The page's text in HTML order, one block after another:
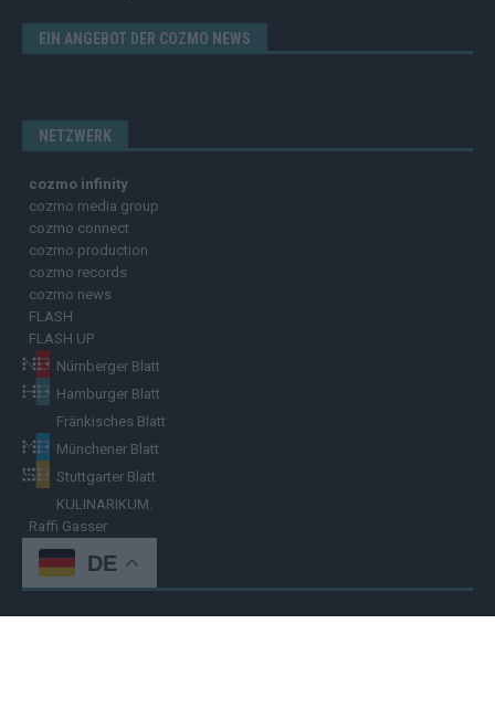
EIN ANGEBOT DER COZMO NEWS
NETZWERK
cozmo infinity
cozmo media group
cozmo connect
cozmo production
cozmo records
cozmo news
FLASH
FLASH UP
Nürnberger Blatt
Hamburger Blatt
Fränkisches Blatt
Münchener Blatt
Stuttgarter Blatt
KULINARIKUM.
Raffi Gasser
HINWEISGEBER
DE